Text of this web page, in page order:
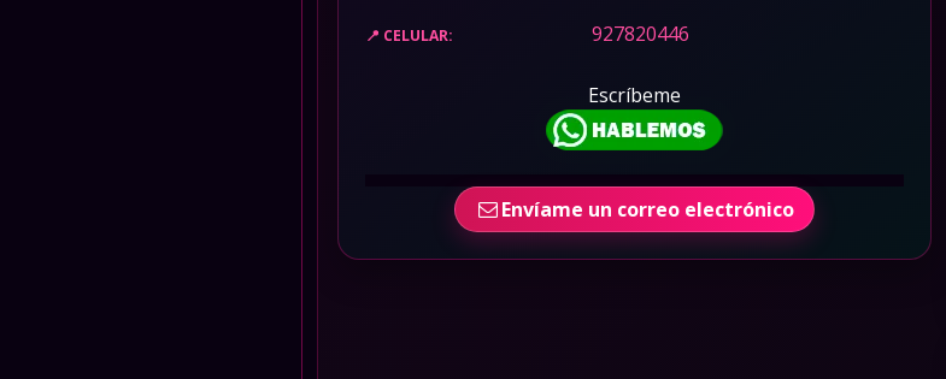
CELULAR: 927820446
Escríbeme
Envíame un correo electrónico